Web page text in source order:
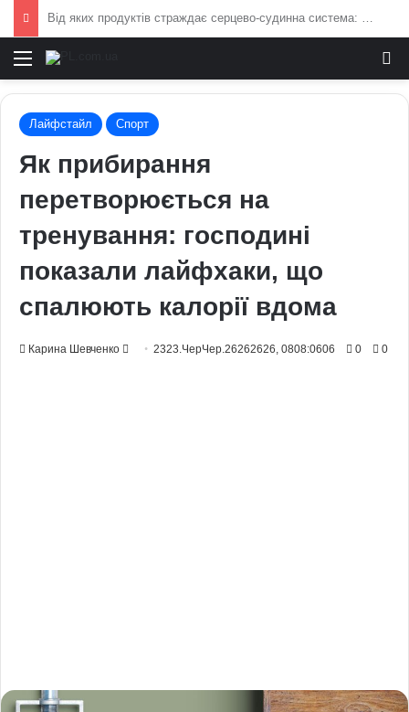
Умєрова звільнили з посади секретаря РНБО: стало відомо, яку посаду він отримав
Меню
Лайфстайл Спорт
Як прибирання
перетворюється на
тренування: господині
показали лайфхаки, що
спалюють калорії вдома
Карина Шевченко
Send2323.ЧерЧер.26262626, 0808:0606 0 0